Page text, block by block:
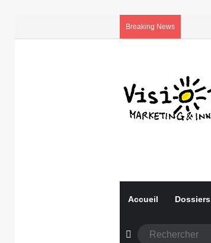
Breaking News
Accueil Dossiers
Article Aléatoire